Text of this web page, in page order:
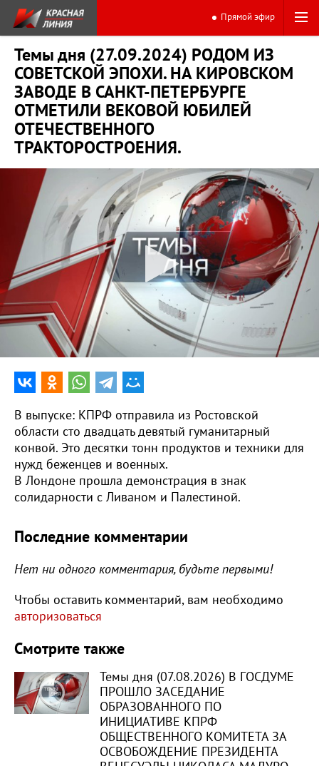
Прямой эфир
Темы дня (27.09.2024) РОДОМ ИЗ
СОВЕТСКОЙ ЭПОХИ. НА КИРОВСКОМ
ЗАВОДЕ В САНКТ-ПЕТЕРБУРГЕ
ОТМЕТИЛИ ВЕКОВОЙ ЮБИЛЕЙ
ОТЕЧЕСТВЕННОГО
ТРАКТОРОСТРОЕНИЯ.
0:00
В выпуске: КПРФ отправила из Ростовской
области сто двадцать девятый гуманитарный
конвой. Это десятки тонн продуктов и техники для
нужд беженцев и военных.
В Лондоне прошла демонстрация в знак
солидарности с Ливаном и Палестиной.
Последние комментарии
Нет ни одного комментария, будьте первыми!
Чтобы оставить комментарий, вам необходимо
авторизоваться
Смотрите также
Темы дня (07.08.2026) В ГОСДУМЕ
ПРОШЛО ЗАСЕДАНИЕ
ОБРАЗОВАННОГО ПО
ИНИЦИАТИВЕ КПРФ
ОБЩЕСТВЕННОГО КОМИТЕТА ЗА
ОСВОБОЖДЕНИЕ ПРЕЗИДЕНТА